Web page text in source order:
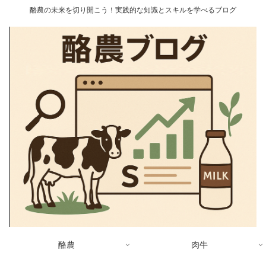
酪農の未来を切り開こう！実践的な知識とスキルを学べるブログ
酪農 肉牛